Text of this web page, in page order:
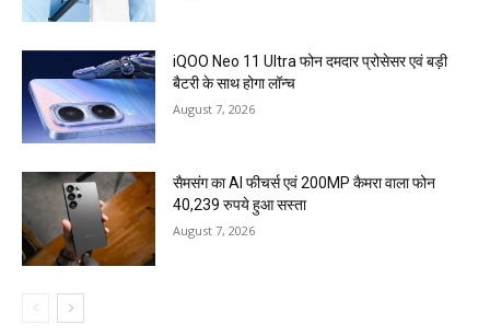
iQOO Neo 11 Ultra फोन दमदार प्रोसेसर एवं बड़ी
बैटरी के साथ होगा लॉन्च
August 7, 2026
सैमसंग का AI फीचर्स एवं 200MP कैमरा वाला फोन
40,239 रुपये हुआ सस्ता
August 7, 2026